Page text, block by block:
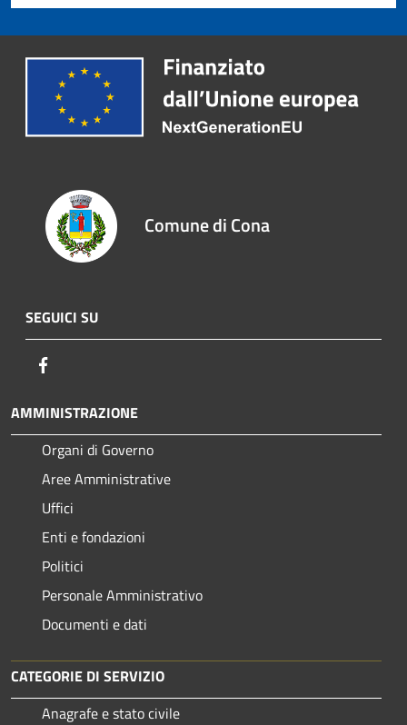
Comune di Cona
SEGUICI SU
AMMINISTRAZIONE
Organi di Governo
Aree Amministrative
Uffici
Enti e fondazioni
Politici
Personale Amministrativo
Documenti e dati
CATEGORIE DI SERVIZIO
Anagrafe e stato civile